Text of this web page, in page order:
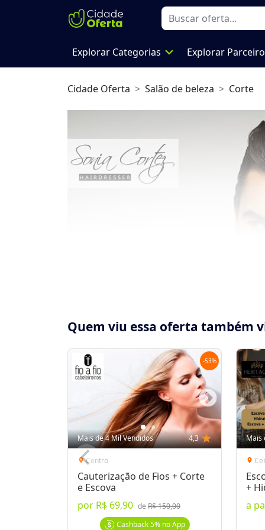
Explorar Categorias expand_more Explorar
Cidade Oferta Salão de beleza Corte
Compartilhe essa Oferta:
Receba as novidades do Cidade Oferta no seu
WhatsApp!
Destaques & Regras
Voucher Fácil!Não precisa imprimir. Anote
Saiba Mais
Quem viu essa oferta também
-53%
Mais de 4 Mil Vendidos 4,3 star
location_onCentro
Cauterização de Fios + Corte
e Escova
por R$ 69,90 de R$ 150,00
Cashback5%no App
Mais
location_on
+
a